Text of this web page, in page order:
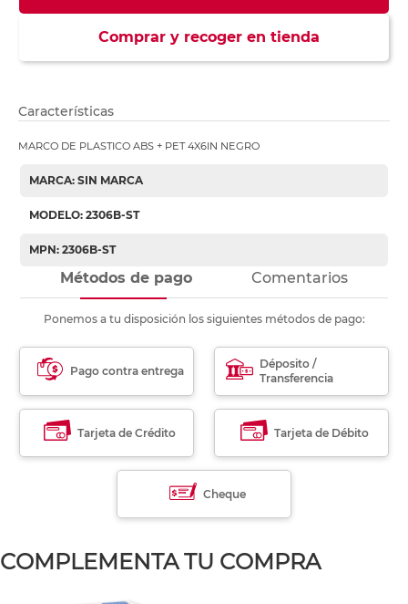
Comprar y recoger en tienda
Características
MARCO DE PLASTICO ABS + PET 4X6IN NEGRO
MARCA: SIN MARCA
MODELO: 2306B-ST
MPN: 2306B-ST
Métodos de pago Comentarios
Ponemos a tu disposición los siguientes métodos de pago:
Pago contra entrega
Déposito /
Transferencia
Tarjeta de Crédito Tarjeta de Débito
Cheque
COMPLEMENTA TU COMPRA